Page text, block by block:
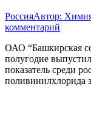
РоссияАвтор:
комментарий
ОАО “Башкирская
полугодие
показатель среди
поливинилхлорида